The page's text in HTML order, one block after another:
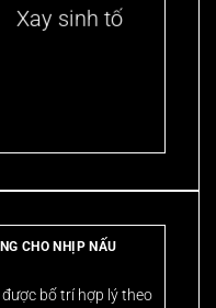
Xay sinh tố
CHO NHỊP NẤU
bố trí hợp lý theo